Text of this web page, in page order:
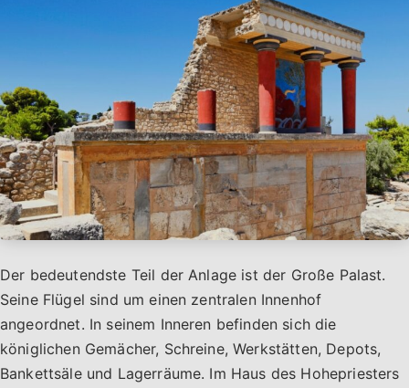
Der bedeutendste Teil der Anlage ist der Große Palast.
Seine Flügel sind um einen zentralen Innenhof
angeordnet. In seinem Inneren befinden sich die
königlichen Gemächer, Schreine, Werkstätten, Depots,
Bankettsäle und Lagerräume. Im Haus des Hohepriesters